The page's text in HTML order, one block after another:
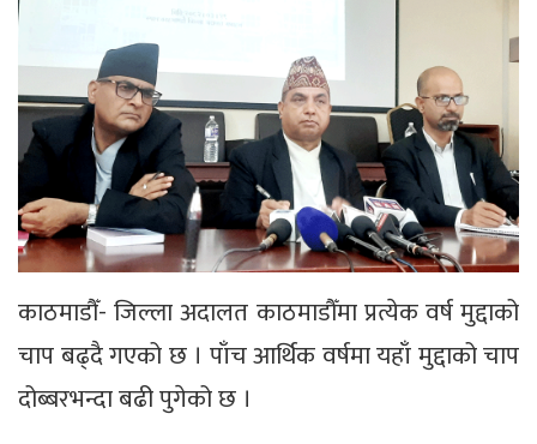
काठमाडौँ- जिल्ला अदालत काठमाडौँमा प्रत्येक वर्ष मुद्दाको
चाप बढ्दै गएको छ । पाँच आर्थिक वर्षमा यहाँ मुद्दाको चाप
दोब्बरभन्दा बढी पुगेको छ ।